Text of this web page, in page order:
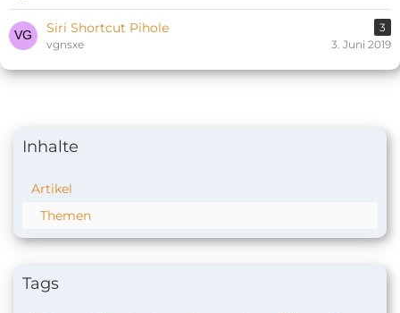
Siri Shortcut Pihole
3
vgnsxe
3. Juni 2019
Inhalte
Artikel
Themen
Tags